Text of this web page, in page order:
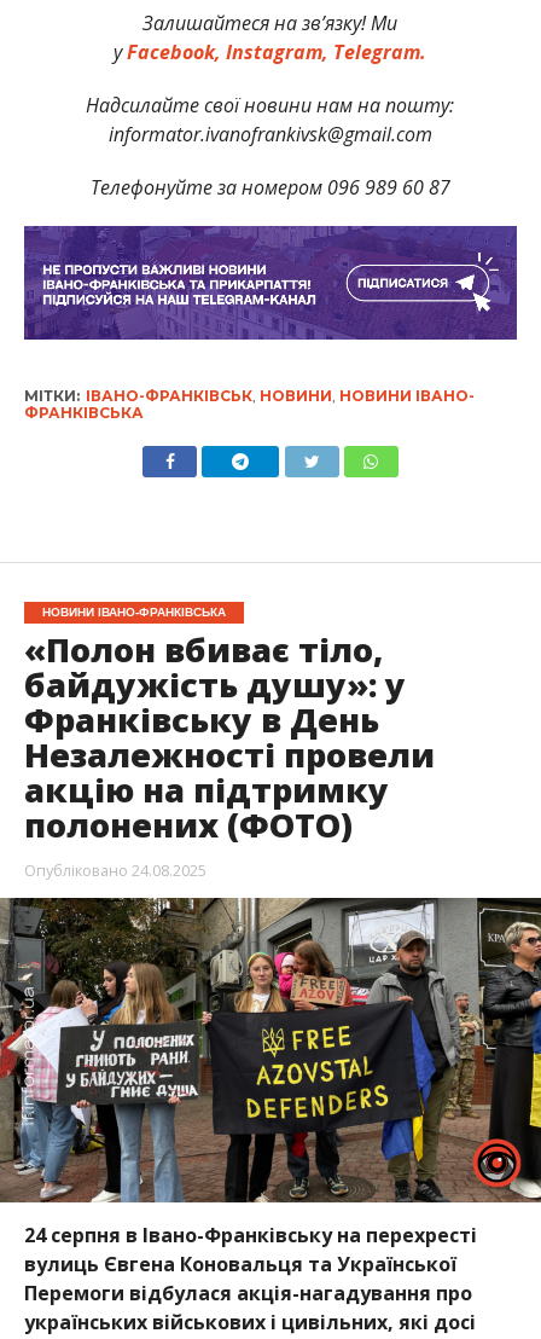
Залишайтеся на зв’язку! Ми
уFacebook, Instagram, Telegram.
Надсилайте свої новини нам на пошту:
informator.ivanofrankivsk@gmail.com
Телефонуйте за номером 096 989 60 87
МІТКИ: ІВАНО-ФРАНКІВСЬК, НОВИНИ НОВИНИ ІВАНО-
ФРАНКІВСЬКА
НОВИНИ ІВАНО-ФРАНКІВСЬКА
«Полон вбиває тіло,
байдужість душу»: у
Франківську в День
Незалежності провели
акцію на підтримку
полонених (ФОТО)
Опубліковано 24.08.2025
24 серпня в Івано-Франківську на перехресті
вулиць Євгена Коновальця та Української
Перемоги відбулася акція-нагадування про
українських військових і цивільних, які досі